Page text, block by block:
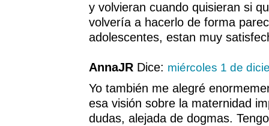
y volvieran cuando quisieran si
volvería a hacerlo de forma
adolescentes, estan muy
AnnaJR Dice: miércoles 1 de
Yo también me alegré
esa visión sobre la maternidad
dudas, alejada de dogmas.